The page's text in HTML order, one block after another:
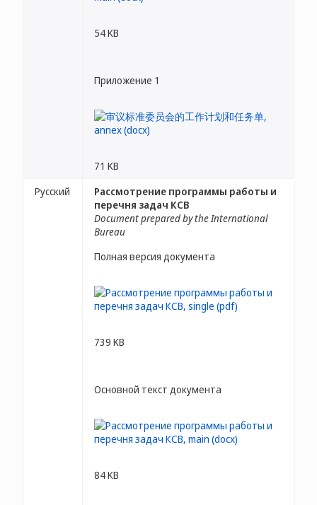
54 KB
Приложение 1
71 KB
Русский
Рассмотрение программы работы и
перечня задач КСВ
Document prepared by the International
Bureau
Полная версия документа
739 KB
Основной текст документа
84 KB